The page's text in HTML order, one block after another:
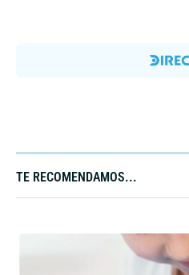
TE RECOMENDAMOS...